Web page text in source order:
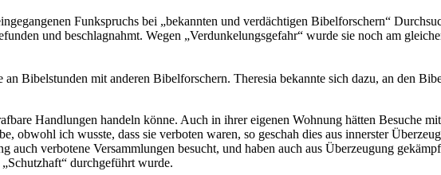
Funkspruchs bei „bekannten und verdächtigen Bibelforschern“
und beschlagnahmt. Wegen „Verdunkelungsgefahr“ wurde sie noch am
Bibelstunden mit anderen Bibelforschern. Theresia bekannte sich dazu, an den
Handlungen handeln könne. Auch in ihrer eigenen Wohnung hätten Besuche
obwohl ich wusste, dass sie verboten waren, so geschah dies aus innerster
verbotene Versammlungen besucht, und haben auch aus Überzeugung
durchgeführt wurde.